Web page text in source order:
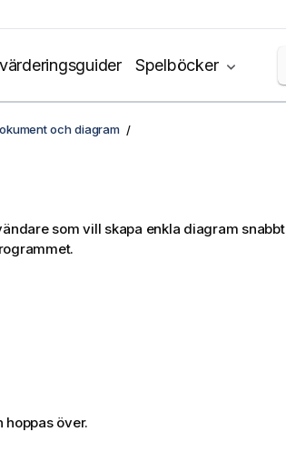
Spelböcker
och diagram
som vill skapa enkla diagram snabbt
över.